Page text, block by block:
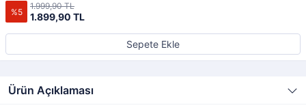
%5 1.899,90 TL
1.999,90 TL
Sepete Ekle
Ürün Açıklaması